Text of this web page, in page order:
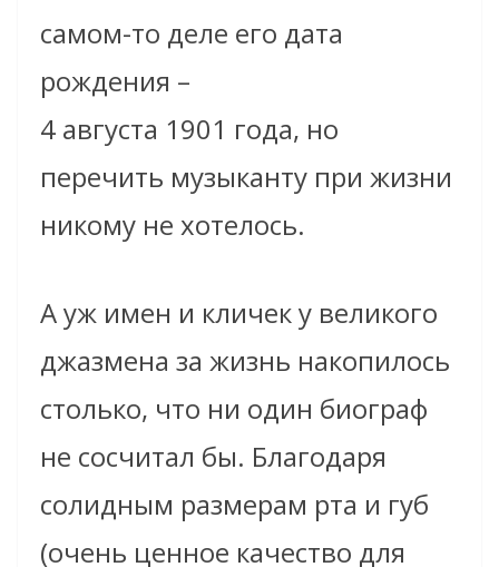
самом-то деле его дата
рождения –
4 августа 1901 года, но
перечить музыканту при жизни
никому не хотелось.
А уж имен и кличек у великого
джазмена за жизнь накопилось
столько, что ни один биограф
не сосчитал бы. Благодаря
солидным размерам рта и губ
(очень ценное качество для